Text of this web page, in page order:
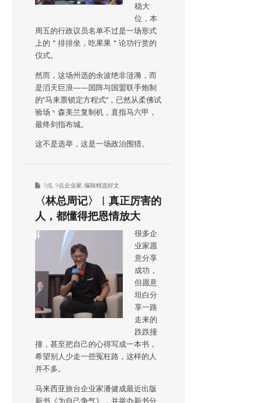
稳大
位，本
周五的行政议员名单不过是一场形式
上的＂排排坐，吃果果＂论功行赏的
仪式。
然而，这场州选的余波绝非涟漪，而
是滔天巨浪——国阵与国盟联手炮制
的“马来票锁定方程式”，已然从柔佛试
验场丶森美兰复制机，直指马六甲，
最终剑指布城。
这不是选举，这是一场政治围猎。
9点 9点企业家 编辑精选好文
〈林总周记〉︱真正厉害的
人，都懂得把恩情放大
很多企
业家愿
意分享
成功，
但愿意
坦白分
享一路
走来的
跌跌撞
撞，甚至把自己的心得写成一本书，
希望别人少走一些冤枉路，这样的人
并不多。
马来西亚旅台企业家潘健成最近出版
新书《为自己争气》，并举办新书分